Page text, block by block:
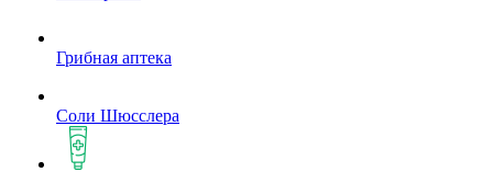
Грибная аптека
Соли Шюсслера